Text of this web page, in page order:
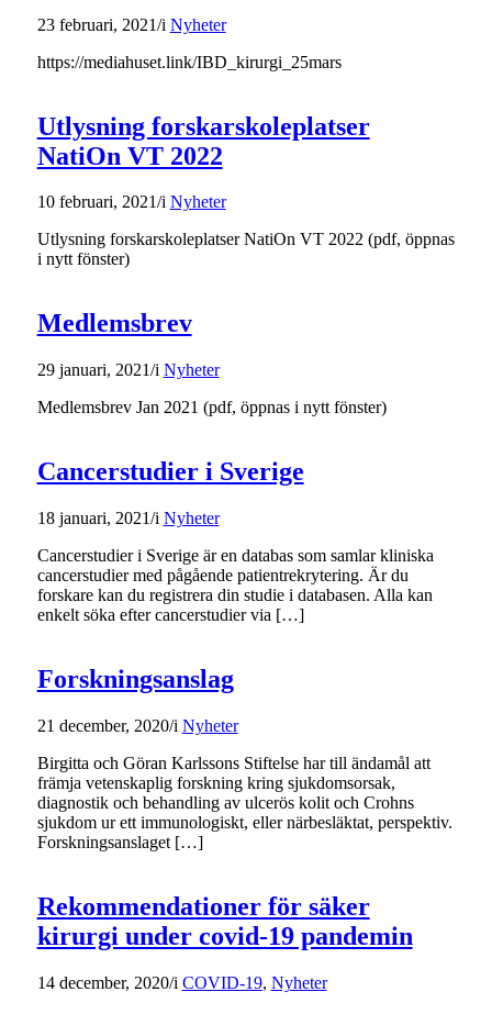
23 februari, 2021/i Nyheter
https://mediahuset.link/IBD_kirurgi_25mars
Utlysning forskarskoleplatser
NatiOn VT 2022
10 februari, 2021/i Nyheter
Utlysning forskarskoleplatser NatiOn VT 2022 (pdf, öppnas
i nytt fönster)
Medlemsbrev
29 januari, 2021/i Nyheter
Medlemsbrev Jan 2021 (pdf, öppnas i nytt fönster)
Cancerstudier i Sverige
18 januari, 2021/i Nyheter
Cancerstudier i Sverige är en databas som samlar kliniska
cancerstudier med pågående patientrekrytering. Är du
forskare kan du registrera din studie i databasen. Alla kan
enkelt söka efter cancerstudier via […]
Forskningsanslag
21 december, 2020/i Nyheter
Birgitta och Göran Karlssons Stiftelse har till ändamål att
främja vetenskaplig forskning kring sjukdomsorsak,
diagnostik och behandling av ulcerös kolit och Crohns
sjukdom ur ett immunologiskt, eller närbesläktat, perspektiv.
Forskningsanslaget […]
Rekommendationer för säker
kirurgi under covid-19 pandemin
14 december, 2020/i COVID-19, Nyheter